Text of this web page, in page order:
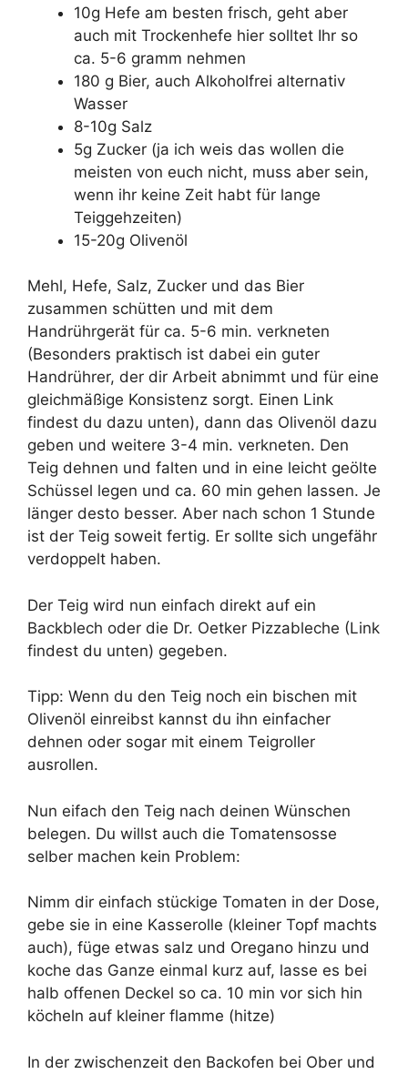
10g Hefe am besten frisch, geht aber
auch mit Trockenhefe hier solltet Ihr so
ca. 5-6 gramm nehmen
180 g Bier, auch Alkoholfrei alternativ
Wasser
8-10g Salz
5g Zucker (ja ich weis das wollen die
meisten von euch nicht, muss aber sein,
wenn ihr keine Zeit habt für lange
Teiggehzeiten)
15-20g Olivenöl
Mehl, Hefe, Salz, Zucker und das Bier
zusammen schütten und mit dem
Handrührgerät für ca. 5-6 min. verkneten
(Besonders praktisch ist dabei ein guter
Handrührer, der dir Arbeit abnimmt und für eine
gleichmäßige Konsistenz sorgt. Einen Link
findest du dazu unten), dann das Olivenöl dazu
geben und weitere 3-4 min. verkneten. Den
Teig dehnen und falten und in eine leicht geölte
Schüssel legen und ca. 60 min gehen lassen. Je
länger desto besser. Aber nach schon 1 Stunde
ist der Teig soweit fertig. Er sollte sich ungefähr
verdoppelt haben.
Der Teig wird nun einfach direkt auf ein
Backblech oder die Dr. Oetker Pizzableche (Link
findest du unten) gegeben.
Tipp: Wenn du den Teig noch ein bischen mit
Olivenöl einreibst kannst du ihn einfacher
dehnen oder sogar mit einem Teigroller
ausrollen.
Nun eifach den Teig nach deinen Wünschen
belegen. Du willst auch die Tomatensosse
selber machen kein Problem:
Nimm dir einfach stückige Tomaten in der Dose,
gebe sie in eine Kasserolle (kleiner Topf machts
auch), füge etwas salz und Oregano hinzu und
koche das Ganze einmal kurz auf, lasse es bei
halb offenen Deckel so ca. 10 min vor sich hin
köcheln auf kleiner flamme (hitze)
In der zwischenzeit den Backofen bei Ober und